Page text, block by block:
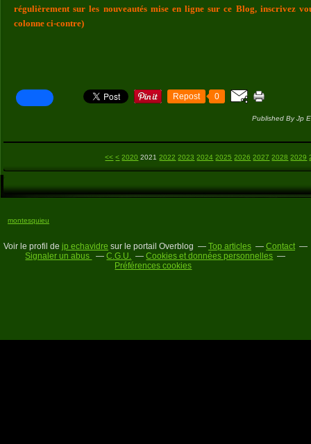
régulièrement sur les nouveautés mise en ligne sur ce Blog, inscrivez
colonne ci-contre)
Repost 0
Published By Jp
<< < 2000
2010
2020 2021 2022 2023 2024 2025 2026 2027 2028 2029
montesquieu
Voir le profil de jp echavidre sur le portail Overblog Top articles
Contact
Signaler un abus
C.G.U.
Cookies et données personnelles
Préférences cookies